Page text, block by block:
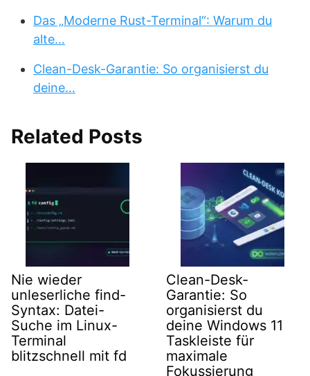
Das „Moderne Rust-Terminal“: Warum du
alte…
Clean-Desk-Garantie: So organisierst du
deine…
Related Posts
Nie wieder
unleserliche find-
Syntax: Datei-
Suche im Linux-
Terminal
blitzschnell mit fd
Clean-Desk-
Garantie: So
organisierst du
deine Windows 11
Taskleiste für
maximale
Fokussierung